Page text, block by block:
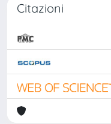
Citazioni